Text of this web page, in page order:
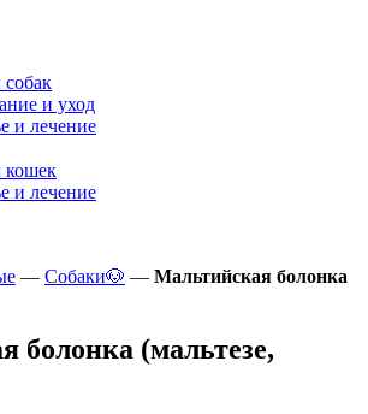
и уход
и лечение
и лечение
— Собаки🐶 — Мальтийская болонка
болонка (мальтезе,